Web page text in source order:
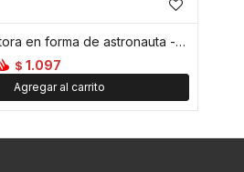
Luz Proyectora en forma de astronauta - Azul
$ 1.097